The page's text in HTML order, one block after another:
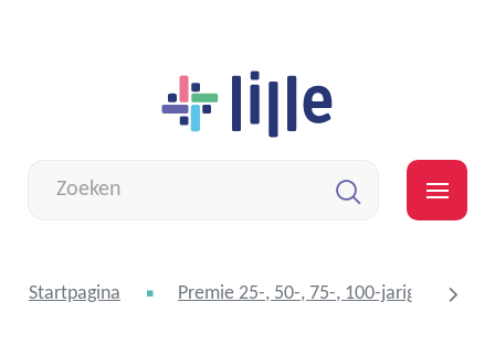
inhoud
zoek
Startpagina Premie 25-, 50-, 75-, 100-jarig bestaan